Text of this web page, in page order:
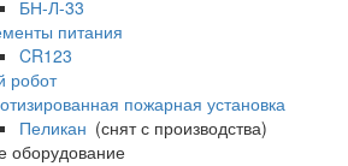
БН-Л-33
питания
CR123
робот
пожарная установка
Пеликан (снят с производства)
оборудование